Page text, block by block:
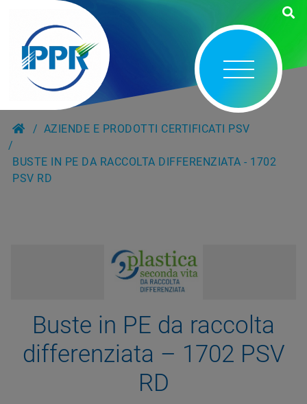
AZIENDE E PRODOTTI CERTIFICATI PSV
BUSTE IN PE DA RACCOLTA DIFFERENZIATA - 1702
PSV RD
Buste in PE da raccolta
differenziata – 1702 PSV
RD